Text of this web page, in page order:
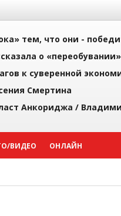
тем, что они -
о
к суверенной
Смертина
Анкориджа /
ВИДЕО ОНЛАЙН